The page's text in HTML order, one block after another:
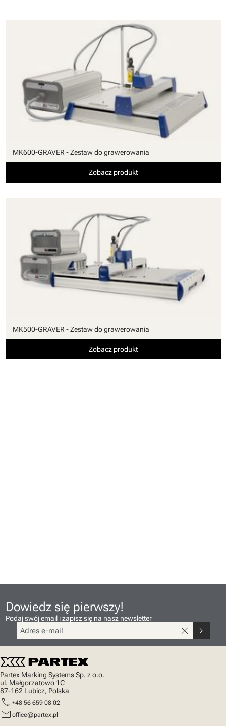
MK600-GRAVER - Zestaw do grawerowania
Zobacz produkt
MK500-GRAVER - Zestaw do grawerowania
Zobacz produkt
Dowiedz się pierwszy!
Podaj swój email i zapisz się na nasz newsletter
close chevron_right
Partex Marking Systems Sp. z o.o.
ul. Małgorzatowo 1C
87-162 Lubicz, Polska
call +48 56 659 08 02
mail office@partex.pl